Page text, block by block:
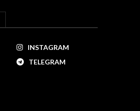
INSTAGRAM
TELEGRAM